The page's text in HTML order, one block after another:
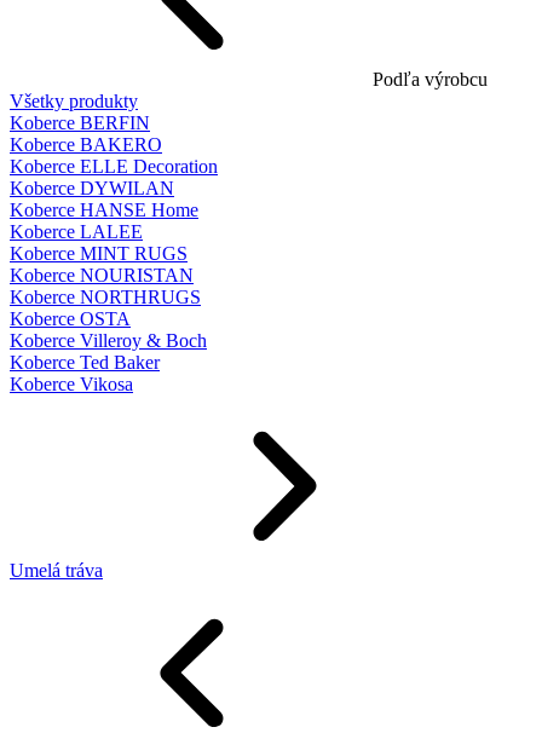
Podľa výrobcu
Všetky produkty
Koberce BERFIN
Koberce BAKERO
Koberce ELLE Decoration
Koberce DYWILAN
Koberce HANSE Home
Koberce LALEE
Koberce MINT RUGS
Koberce NOURISTAN
Koberce NORTHRUGS
Koberce OSTA
Koberce Villeroy & Boch
Koberce Ted Baker
Koberce Vikosa
Umelá tráva